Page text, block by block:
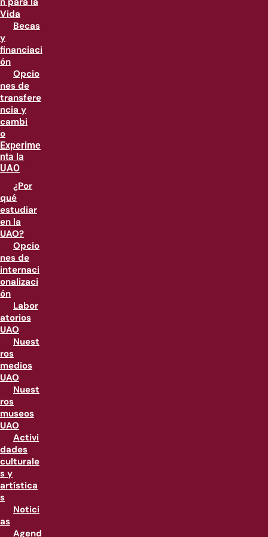
Vida
Becas
y
financiaci
ón
Opcio
nes de
transfere
ncia y
cambi
o
Experime
nta la
UAO
¿Por
qué
estudiar
en la
UAO?
Opcio
nes de
internaci
onalizaci
ón
Labor
atorios
UAO
Nuest
ros
medios
UAO
Nuest
ros
museos
UAO
Activi
dades
culturale
s y
artística
s
Notici
as
Agend